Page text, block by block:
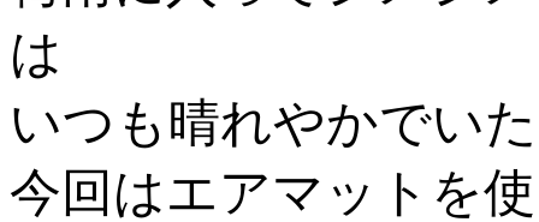
は
いつも晴れやかでい
今回はエアマットを